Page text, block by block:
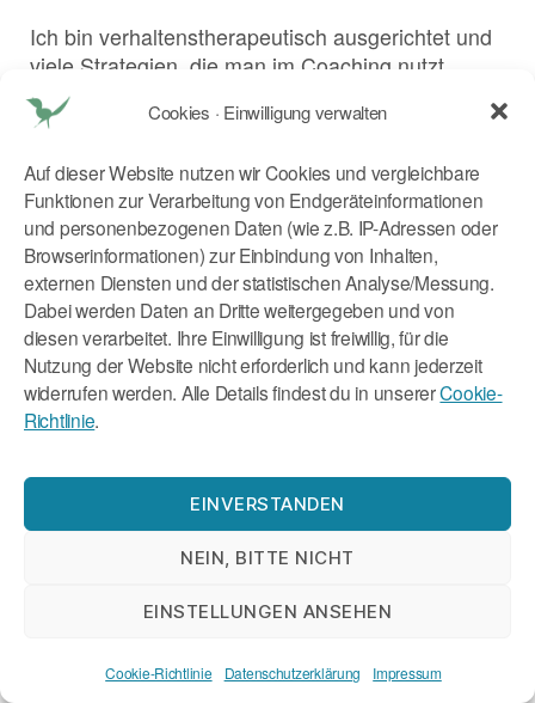
Cookies · Einwilligung verwalten
Auf dieser Website nutzen wir Cookies und vergleichbare
Funktionen zur Verarbeitung von Endgeräteinformationen
und personenbezogenen Daten (wie z.B. IP-Adressen oder
Browserinformationen) zur Einbindung von Inhalten,
externen Diensten und der statistischen Analyse/Messung.
Dabei werden Daten an Dritte weitergegeben und von
diesen verarbeitet. Ihre Einwilligung ist freiwillig, für die
Nutzung der Website nicht erforderlich und kann jederzeit
widerrufen werden. Alle Details findest du in unsererCookie-
Richtlinie.
EINVERSTANDEN
NEIN, BITTE NICHT
EINSTELLUNGEN ANSEHEN
Cookie-Richtlinie Datenschutzerklärung Impressum
Ich bin verhaltenstherapeutisch ausgerichtet und
viele Strategien, die man im Coaching nutzt,
stammen aus der Verhaltenstherapie, sodass es
bereits eine methodische Nähe gab. Ich
die sich mit psychischer Gesundheit am
Arbeitsplatz befasste, das Thema beforschte und
Workshops in Unternehmen und Behörden anbot.
Die Thematik hat mich sehr interessiert und so
hat sich alles Weitere nach und nach entwickelt.
Sind Sie im Zuge der Workshops an
Punkte gestoßen, deren Bearbeitung
des Einzel-Coachings bedurfte?
Ja, das passierte. Workshops und Seminare
können insbesondere zur Sensibilisierung für das
Thema beitragen und Wissen vermitteln. Als
Verhaltenstherapeutin war mir aber immer klar,
wie viel mehr man im Einzel-Setting für das
Ziel, die Arbeit mit Einzelpersonen aufzugeben.